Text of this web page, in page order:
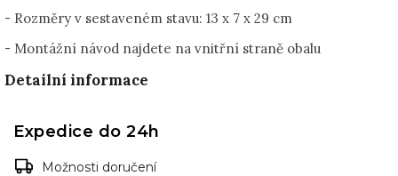
- Rozměry v sestaveném stavu: 13 x 7 x 29 cm
- Montážní návod najdete na vnitřní straně obalu
Detailní informace
Expedice do 24h
Možnosti doručení